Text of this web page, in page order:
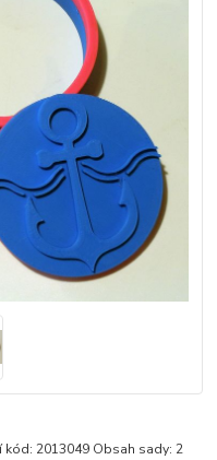
2013049 Obsah sady: 2